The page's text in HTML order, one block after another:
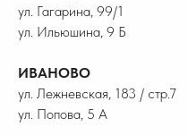
ул. Гагарина, 99/1
ул. Ильюшина, 9 Б
ИВАНОВО
ул. Лежневская, 183 / стр.7
ул. Попова, 5 А